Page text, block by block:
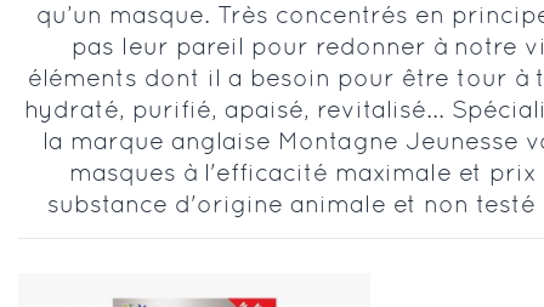
qu’un masque. Très concentrés en
pas leur pareil pour redonner à notre
éléments dont il a besoin pour être tour à
hydraté, purifié, apaisé, revitalisé...
la marque anglaise Montagne Jeunesse
masques à l'efficacité maximale et prix
substance d'origine animale et non testé